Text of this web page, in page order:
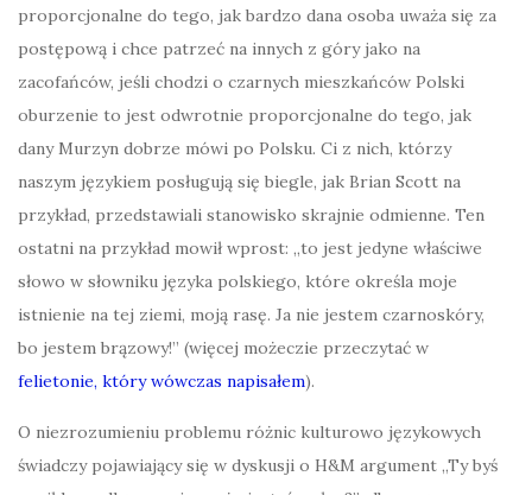
proporcjonalne do tego, jak bardzo dana osoba uważa się za
postępową i chce patrzeć na innych z góry jako na
zacofańców, jeśli chodzi o czarnych mieszkańców Polski
oburzenie to jest odwrotnie proporcjonalne do tego, jak
dany Murzyn dobrze mówi po Polsku. Ci z nich, którzy
naszym językiem posługują się biegle, jak Brian Scott na
przykład, przedstawiali stanowisko skrajnie odmienne. Ten
ostatni na przykład mowił wprost: „to jest jedyne właściwe
słowo w słowniku języka polskiego, które określa moje
istnienie na tej ziemi, moją rasę. Ja nie jestem czarnoskóry,
bo jestem brązowy!” (więcej możeczie przeczytać w
felietonie, który wówczas napisałem).
O niezrozumieniu problemu różnic kulturowo językowych
świadczy pojawiający się w dyskusji o H&M argument „Ty byś